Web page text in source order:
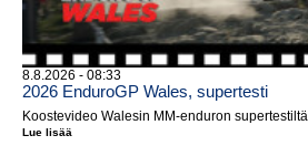
8.8.2026 - 08:33
2026 EnduroGP Wales, supertesti
Koostevideo Walesin MM-enduron supertestiltä.
Lue lisää